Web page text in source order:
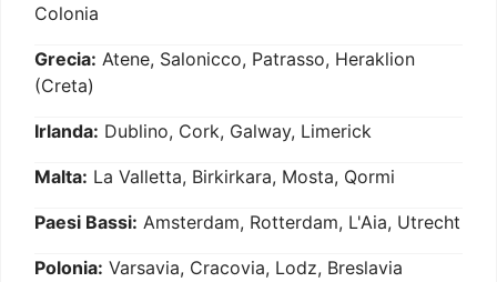
Colonia
Grecia: Atene, Salonicco, Patrasso, Heraklion
(Creta)
Irlanda: Dublino, Cork, Galway, Limerick
Malta: La Valletta, Birkirkara, Mosta, Qormi
Paesi Bassi: Amsterdam, Rotterdam, L'Aia, Utrecht
Polonia: Varsavia, Cracovia, Lodz, Breslavia